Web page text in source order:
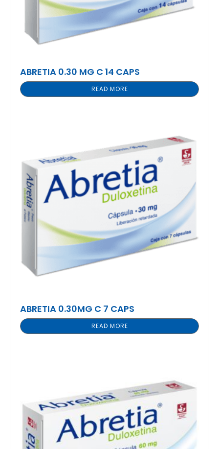
ABRETIA 0.30 MG C 14 CAPS
READ MORE
ABRETIA 0.30MG C 7 CAPS
READ MORE